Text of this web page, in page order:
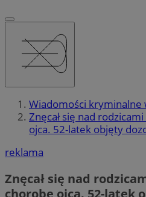
Wiadomości kryminalne
Znęcał się nad
ojca. 52-latek objęty
reklama
Znęcał się nad
chorobę ojca. 52-latek